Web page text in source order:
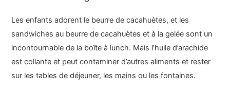
Les enfants adorent le beurre de cacahuètes, et les
sandwiches au beurre de cacahuètes et à la gelée sont un
incontournable de la boîte à lunch. Mais l’huile d’arachide
est collante et peut contaminer d’autres aliments et rester
sur les tables de déjeuner, les mains ou les fontaines.